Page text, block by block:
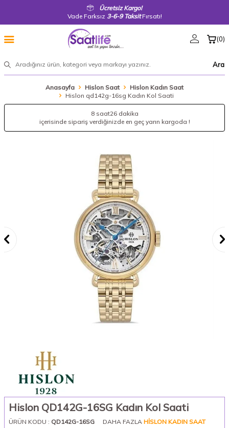
Ücretsiz Kargo!
Vade Farksız 3-6-9 TaksitFırsatı!
Ara
(0)
Anasayfa Hislon Saat
Hislon Kadın Saat
Hislon qd142g-16sg Kadın Kol Saati
8 saat26 dakika
içerisinde sipariş verdiğinizde en geç yarın kargoda !
Hislon QD142G-16SG Kadın Kol Saati
ÜRÜN KODU : QD142G-16SG DAHA FAZLA HISLON KADIN SAAT